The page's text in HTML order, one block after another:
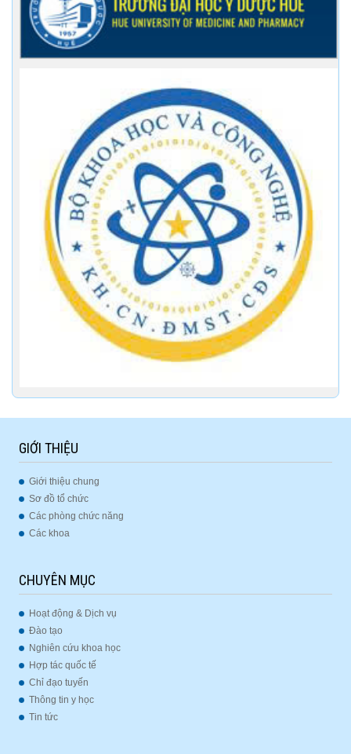
GIỚI THIỆU
Giới thiệu chung
Sơ đồ tổ chức
Các phòng chức năng
Các khoa
CHUYÊN MỤC
Hoạt động & Dịch vụ
Đào tạo
Nghiên cứu khoa học
Hợp tác quốc tế
Chỉ đạo tuyến
Thông tin y học
Tin tức